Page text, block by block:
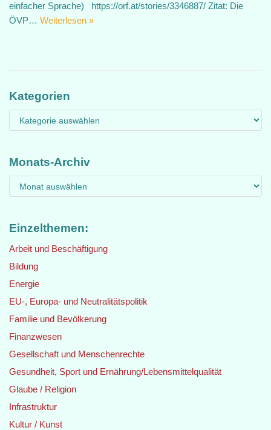
einfacher Sprache) https://orf.at/stories/3346887/ Zitat: Die
ÖVP… Weiterlesen »
Kategorien
Monats-Archiv
Einzelthemen:
Arbeit und Beschäftigung
Bildung
Energie
EU-, Europa- und Neutralitätspolitik
Familie und Bevölkerung
Finanzwesen
Gesellschaft und Menschenrechte
Gesundheit, Sport und Ernährung/Lebensmittelqualität
Glaube / Religion
Infrastruktur
Kultur / Kunst